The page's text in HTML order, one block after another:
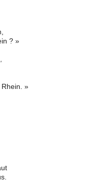
? »
»